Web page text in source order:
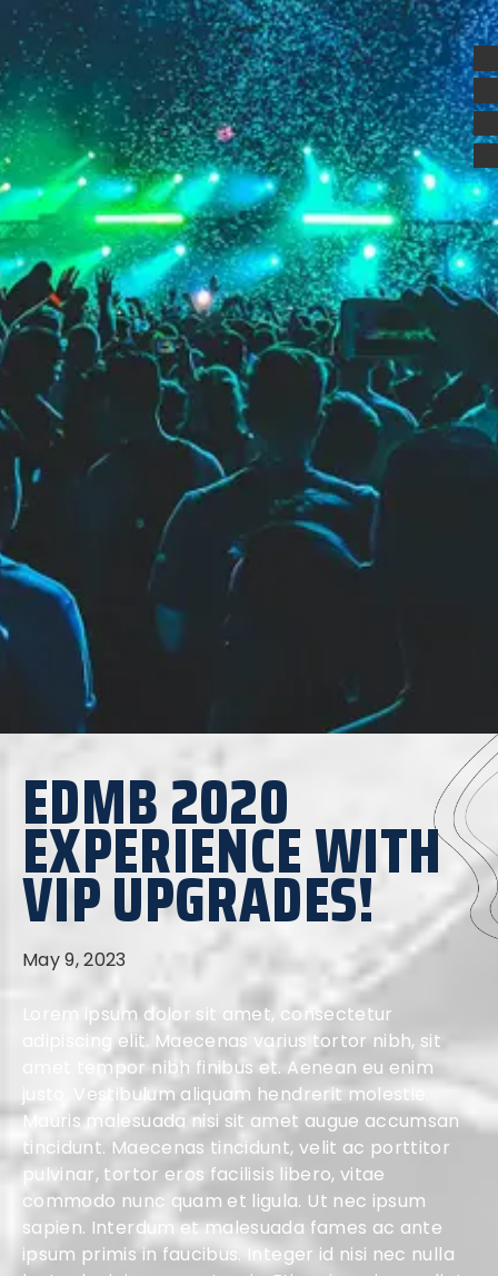
EDMB 2020
EXPERIENCE WITH
VIP UPGRADES!
May 9, 2023
Lorem ipsum dolor sit amet, consectetur
adipiscing elit. Maecenas varius tortor nibh, sit
amet tempor nibh finibus et. Aenean eu enim
justo. Vestibulum aliquam hendrerit molestie.
Mauris malesuada nisi sit amet augue accumsan
tincidunt. Maecenas tincidunt, velit ac porttitor
pulvinar, tortor eros facilisis libero, vitae
commodo nunc quam et ligula. Ut nec ipsum
sapien. Interdum et malesuada fames ac ante
ipsum primis in faucibus. Integer id nisi nec nulla